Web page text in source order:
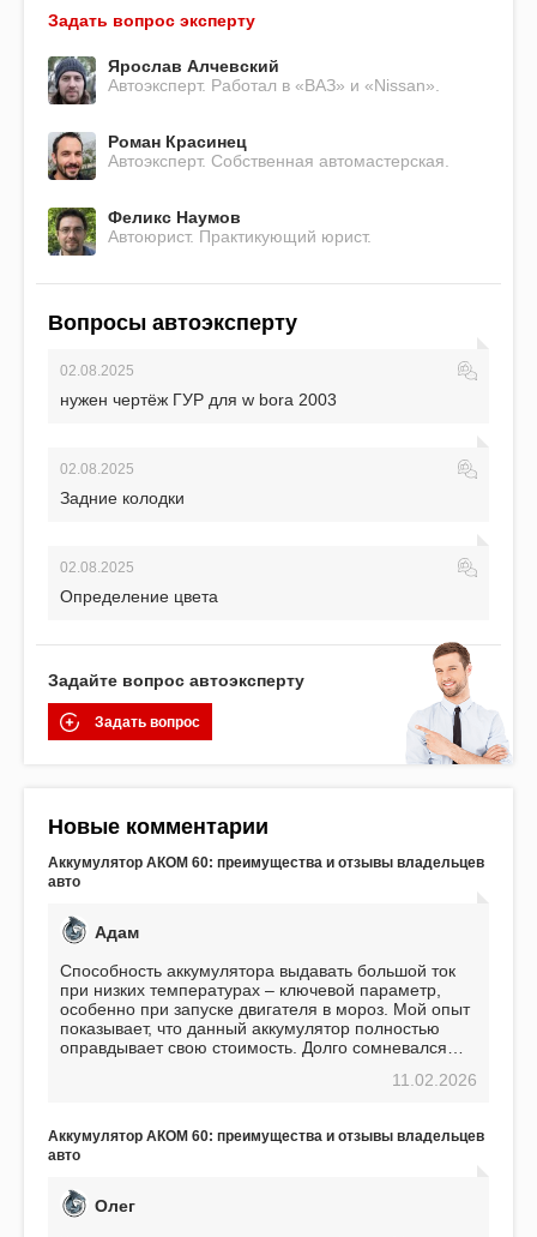
Задать вопрос эксперту
Ярослав Алчевский
Автоэксперт. Работал в «ВАЗ» и «Nissan».
Роман Красинец
Автоэксперт. Собственная автомастерская.
Феликс Наумов
Автоюрист. Практикующий юрист.
Вопросы автоэксперту
02.08.2025
нужен чертёж ГУР для w bora 2003
02.08.2025
Задние колодки
02.08.2025
Определение цвета
Задайте вопрос автоэксперту
Задать вопрос
Новые комментарии
Аккумулятор АКОМ 60: преимущества и отзывы владельцев
авто
Адам
Способность аккумулятора выдавать большой ток
при низких температурах – ключевой параметр,
особенно при запуске двигателя в мороз. Мой опыт
показывает, что данный аккумулятор полностью
оправдывает свою стоимость. Долго сомневался
пожалел. Считаю, что это отличное вложение,11.02.2026
Аккумулятор АКОМ 60: преимущества и отзывы владельцев
авто
Олег